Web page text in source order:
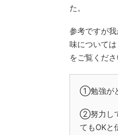
た。
参考ですが
味については
をご覧くださ
①勉強が
②努力し
てもOKと